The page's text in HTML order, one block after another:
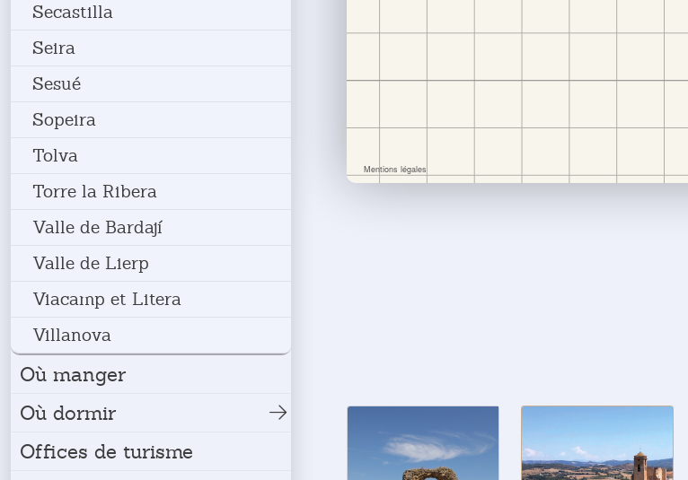
Secastilla
Seira
Sesué
Sopeira
Tolva
Torre la Ribera
Valle de Bardají
Valle de Lierp
Viacamp et Litera
Villanova
Où manger
Où dormir
Offices de turisme